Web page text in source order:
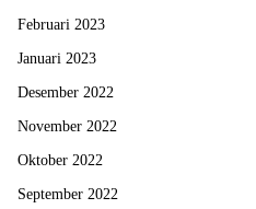
Februari 2023
Januari 2023
Desember 2022
November 2022
Oktober 2022
September 2022